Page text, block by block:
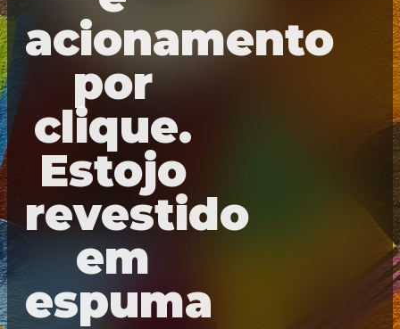
acionamento
por
clique.
Estojo
revestido
em
espuma